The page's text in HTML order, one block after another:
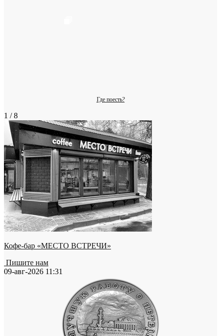
Где поесть?
1 / 8
Кофе-бар «МЕСТО ВСТРЕЧИ»
Пишите нам
09-авг-2026 11:31